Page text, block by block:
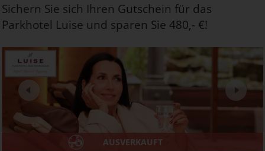
Sichern Sie sich Ihren Gutschein für das
Parkhotel Luise und sparen Sie 480,- €!
AUSVERKAUFT
Next